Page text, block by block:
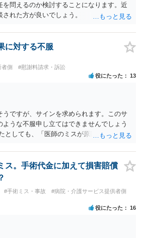
問えるのか検討することになります。近
れた方が良いでしょう。
に対する不服
者側 #慰謝料請求・訴訟
役にたった 13
うですが、サインを求められます。このサ
うな不服申し立てはできませんでしょう
としても、「医師のミスが原因で老眼がひ
もかかわらず、全く説明されなかったよう
とは可能です。
ス。手術代金に加えて損害賠償
#手術ミス・事故
#病院・介護サービス提供者側
役にたった 16